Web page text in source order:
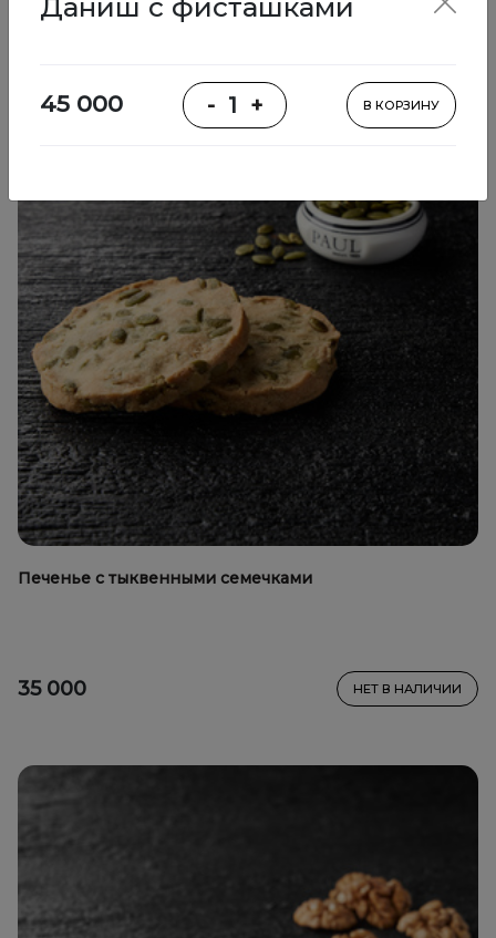
Выпечка
Печенье с тыквенными семечками
35 000 НЕТ В НАЛИЧИИ
Даниш с фисташками
45 000 - 1 + В КОРЗИНУ